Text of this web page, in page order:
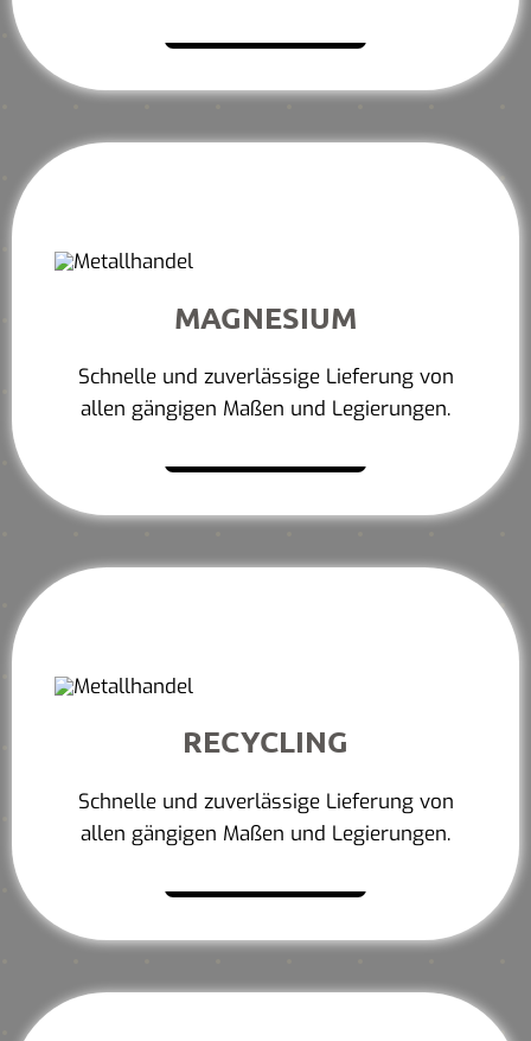
MAGNESIUM
Schnelle und zuverlässige Lieferung von
allen gängigen Maßen und Legierungen.
RECYCLING
Schnelle und zuverlässige Lieferung von
allen gängigen Maßen und Legierungen.